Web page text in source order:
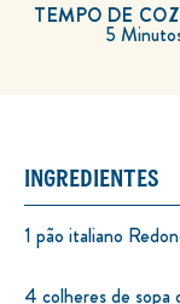
5
TEMPO DE
INGREDIENTES
1 pão italiano
4 colheres de sopa